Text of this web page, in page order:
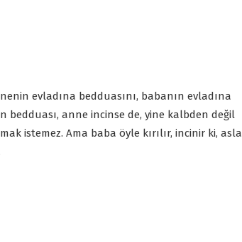
evladına bedduasını, babanın evladına
anne incinse de, yine kalbden değil
istemez. Ama baba öyle kırılır, incinir ki, asla